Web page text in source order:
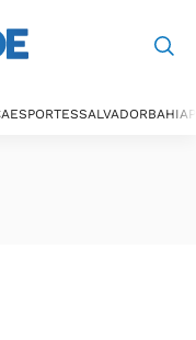
ESPORTESSALVADORBAHIA